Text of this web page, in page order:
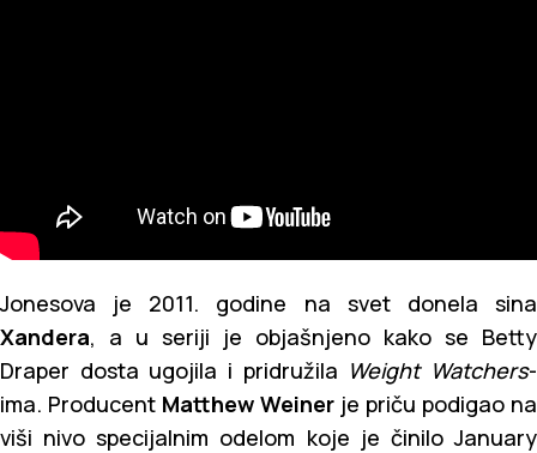
Jonesova je 2011. godine na svet donela sina
Xandera, a u seriji je objašnjeno kako se Betty
Draper dosta ugojila i pridružila Weight Watchers-
ima. Producent Matthew Weiner je priču podigao na
viši nivo specijalnim odelom koje je činilo January